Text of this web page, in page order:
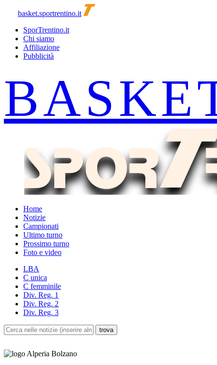
basket.sportrentino.it
SporTrentino.it
Chi siamo
Affiliazione
Pubblicità
Home
Notizie
Campionati
Ultimo turno
Prossimo turno
Foto e video
LBA
C unica
C femminile
Div. Reg. 1
Div. Reg. 2
Div. Reg. 3